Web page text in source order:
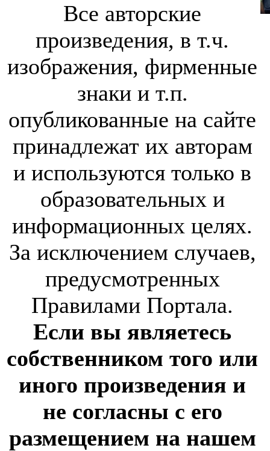
Все авторские
произведения, в т.ч.
изображения, фирменные
знаки и т.п.
опубликованные на сайте
принадлежат их авторам
и используются только в
образовательных и
информационных целях.
За исключением случаев,
предусмотренных
Правилами Портала.
Если вы являетесь
собственником того или
иного произведения и
не согласны с его
размещением на нашем